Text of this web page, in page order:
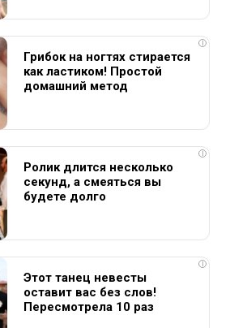
i
Грибок на ногтях стирается
как ластиком! Простой
домашний метод
i
Ролик длится несколько
секунд, а смеяться вы
будете долго
i
Этот танец невесты
оставит вас без слов!
Пересмотрела 10 раз